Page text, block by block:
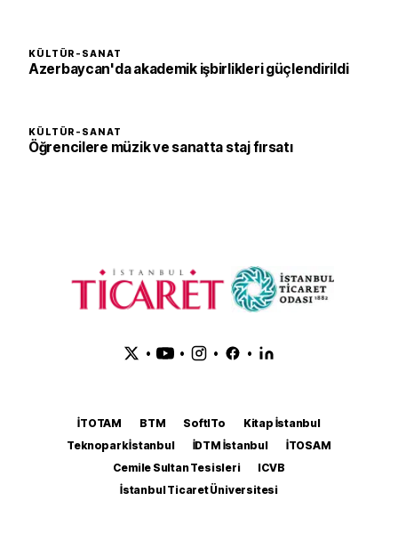
KÜLTÜR-SANAT
Azerbaycan'da akademik işbirlikleri güçlendirildi
KÜLTÜR-SANAT
Öğrencilere müzik ve sanatta staj fırsatı
• • • •
İTOTAM BTM SoftITo
Kitap İstanbul
Teknopark İstanbul
İDTM İstanbul
İTOSAM
Cemile Sultan Tesisleri
ICVB
İstanbul Ticaret Üniversitesi